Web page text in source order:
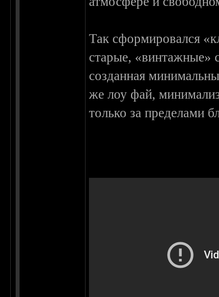
Так сформировался
старые, «винтажные»
созданная
же лоу фай,
только за пределами